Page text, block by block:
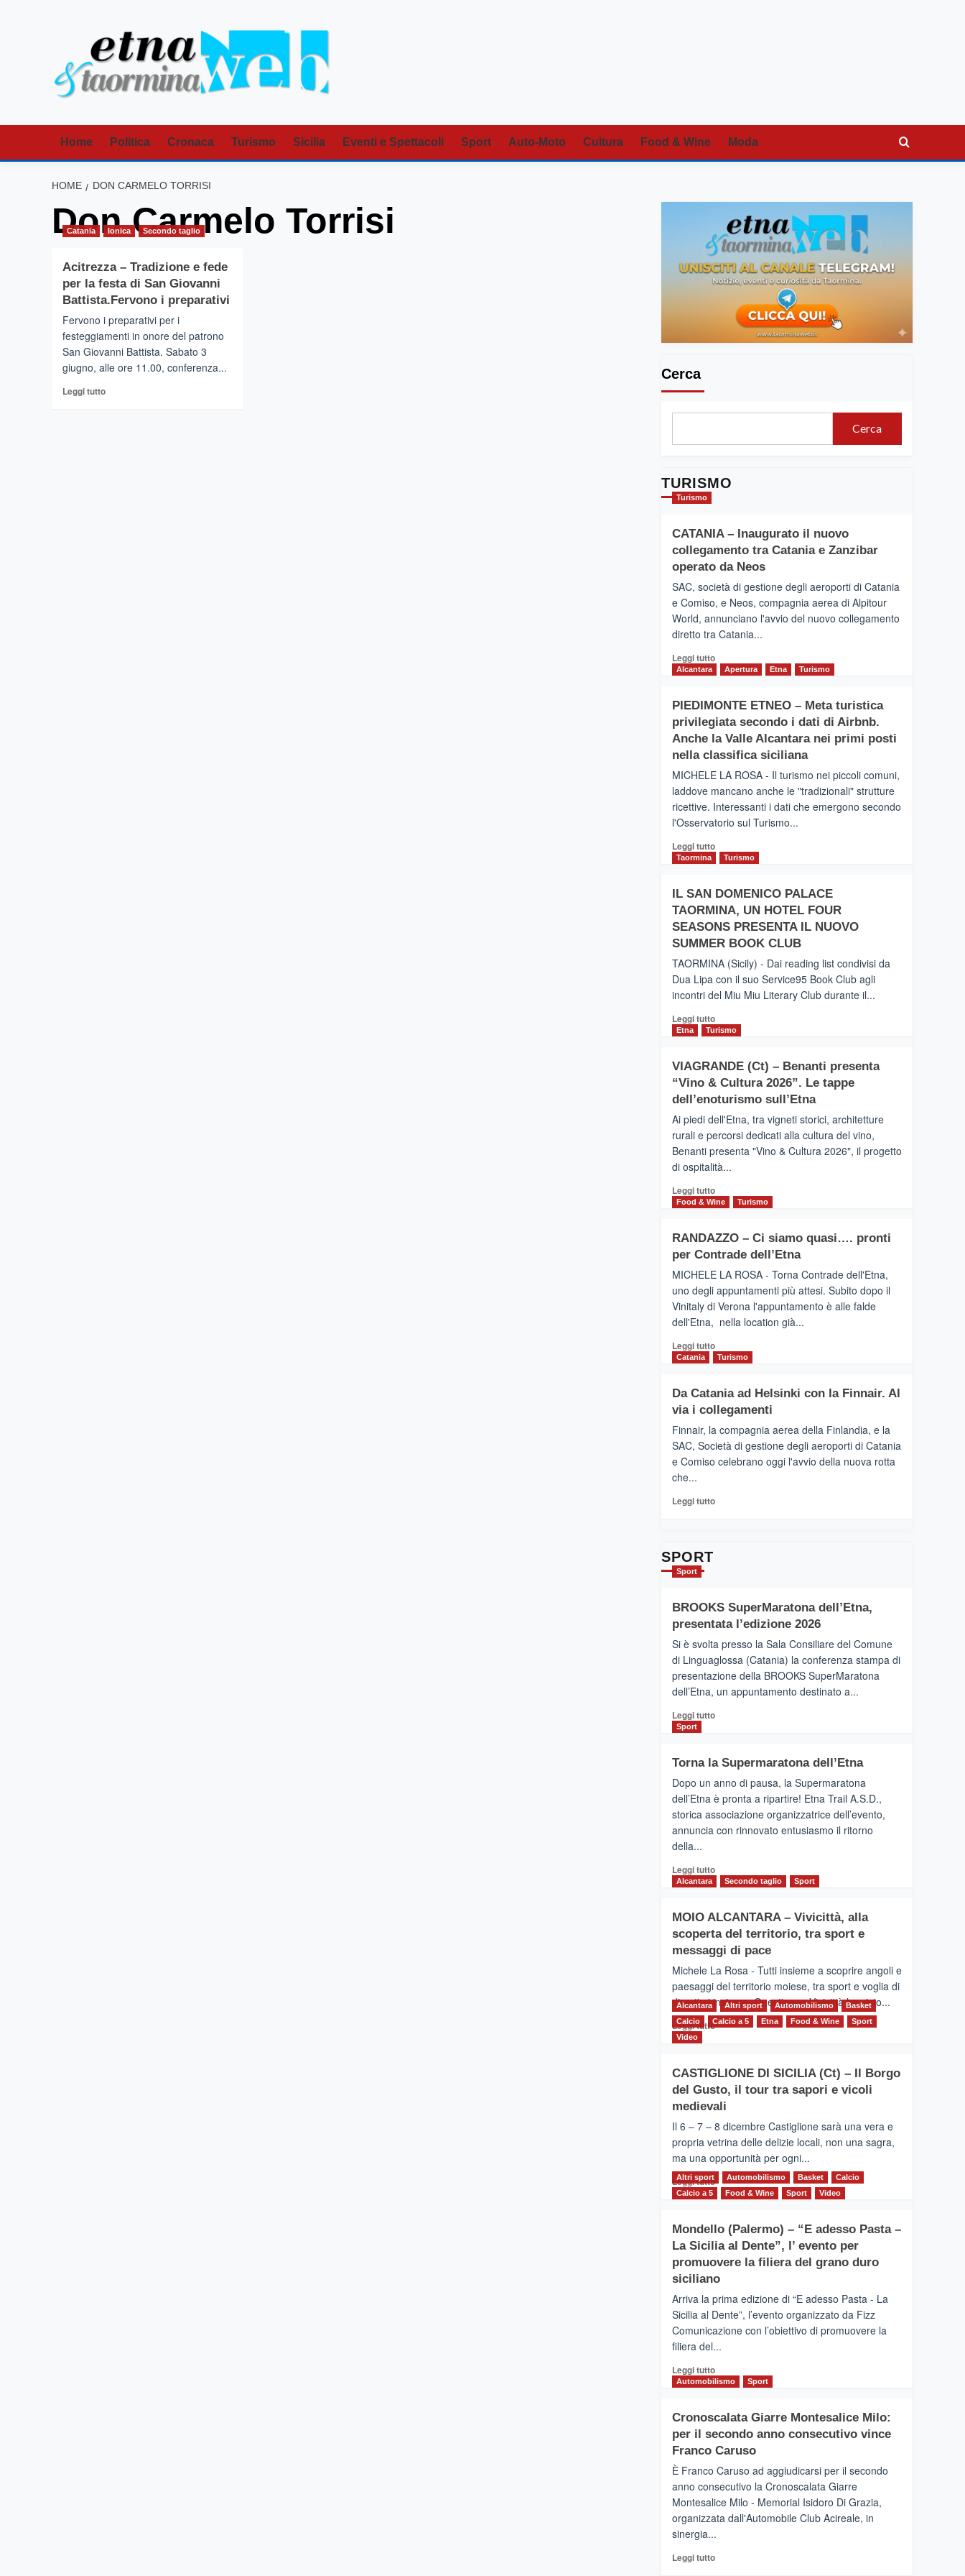
Home Politica Cronaca Turismo Sicilia Eventi e Spettacoli Sport Auto-Moto Cultura Food & Wine Moda
HOME DON CARMELO TORRISI
Don Carmelo Torrisi
Catania Ionica Secondo taglio
Acitrezza – Tradizione e fede
per la festa di San Giovanni
Battista.Fervono i preparativi
Fervono i preparativi per i
festeggiamenti in onore del patrono
San Giovanni Battista. Sabato 3
giugno, alle ore 11.00, conferenza...
Leggi tuttoLeggi
Cerca
Cerca
TURISMO
Turismo
CATANIA – Inaugurato il nuovo
collegamento tra Catania e Zanzibar
operato da Neos
SAC, società di gestione degli aeroporti di Catania
e Comiso, e Neos, compagnia aerea di Alpitour
World, annunciano l'avvio del nuovo collegamento
diretto tra Catania...
Leggi tuttoLeggi
CATANIA
–
Inaugurato
il
collegamento
tra
Catania
e
operato
da
Alcantara Apertura Etna Turismo
PIEDIMONTE ETNEO – Meta turistica
privilegiata secondo i dati di Airbnb.
Anche la Valle Alcantara nei primi posti
nella classifica siciliana
MICHELE LA ROSA - Il turismo nei piccoli comuni,
laddove mancano anche le "tradizionali" strutture
ricettive. Interessanti i dati che emergono secondo
l'Osservatorio sul Turismo...
Leggi tuttoLeggi
PIEDIMONTE
ETNEO
–
Meta
privilegiata
secondo
i
di
Airbnb.
la
Valle
Alcantara
nei
primi
classifica
siciliana
Taormina Turismo
IL SAN DOMENICO PALACE
TAORMINA, UN HOTEL FOUR
SEASONS PRESENTA IL NUOVO
SUMMER BOOK CLUB
TAORMINA (Sicily) - Dai reading list condivisi da
Dua Lipa con il suo Service95 Book Club agli
incontri del Miu Miu Literary Club durante il...
Leggi tuttoLeggi
di
IL
SAN
DOMENICO
TAORMINA,
UN
HOTEL
FOUR
PRESENTA
IL
SUMMER
BOOK
CLUB
Etna Turismo
VIAGRANDE (Ct) – Benanti presenta
“Vino & Cultura 2026”. Le tappe
dell’enoturismo sull’Etna
Ai piedi dell'Etna, tra vigneti storici, architetture
rurali e percorsi dedicati alla cultura del vino,
Benanti presenta "Vino & Cultura 2026", il progetto
di ospitalità...
Leggi tuttoLeggi
di
VIAGRANDE
(Ct)
–
presenta
“Vino
&
2026”.
Le
dell’enoturismo
sull’Etna
Food & Wine Turismo
RANDAZZO – Ci siamo quasi…. pronti
per Contrade dell’Etna
MICHELE LA ROSA - Torna Contrade dell'Etna,
uno degli appuntamenti più attesi. Subito dopo il
Vinitaly di Verona l'appuntamento è alle falde
dell'Etna, nella location già...
Leggi tuttoLeggi
di
RANDAZZO
–
siamo
quasi….
pronti
dell’Etna
Catania Turismo
Da Catania ad Helsinki con la Finnair. Al
via i collegamenti
Finnair, la compagnia aerea della Finlandia, e la
SAC, Società di gestione degli aeroporti di Catania
e Comiso celebrano oggi l'avvio della nuova rotta
che...
Leggi tuttoLeggi
con
la
Al
via
i
collegamenti
SPORT
Sport
BROOKS SuperMaratona dell’Etna,
presentata l’edizione 2026
Si è svolta presso la Sala Consiliare del Comune
di Linguaglossa (Catania) la conferenza stampa di
presentazione della BROOKS SuperMaratona
dell’Etna, un appuntamento destinato a...
Leggi tuttoLeggi
BROOKS
SuperMaratona
dell’Etna,
presentata
l’edizione
2026
Sport
Torna la Supermaratona dell’Etna
Dopo un anno di pausa, la Supermaratona
dell’Etna è pronta a ripartire! Etna Trail A.S.D.,
storica associazione organizzatrice dell’evento,
annuncia con rinnovato entusiasmo il ritorno
della...
Leggi tuttoLeggi
Torna
la
Supermaratona
Alcantara Secondo taglio Sport
MOIO ALCANTARA – Vivicittà, alla
scoperta del territorio, tra sport e
messaggi di pace
Michele La Rosa - Tutti insieme a scoprire angoli e
paesaggi del territorio moiese, tra sport e voglia di
divertirsi insieme. Quest'anno Vivicittà ha visto...
Leggi tuttoLeggi
MOIO
ALCANTARA
–
alla
scoperta
del
territorio,
tra
sport
messaggi
di
Alcantara Altri sport Automobilismo
Basket
Calcio
Calcio a 5 Etna Food & Wine
Sport
Video
CASTIGLIONE DI SICILIA (Ct) – Il Borgo
del Gusto, il tour tra sapori e vicoli
medievali
Il 6 – 7 – 8 dicembre Castiglione sarà una vera e
propria vetrina delle delizie locali, non una sagra,
ma una opportunità per ogni...
Leggi tuttoLeggi
CASTIGLIONE
DI
SICILIA
(Ct)
Il
Borgo
del
tour
tra
vicoli
medievali
Altri sport Automobilismo Basket
Calcio
Calcio a 5
Food & Wine Sport Video
Mondello (Palermo) – “E adesso Pasta –
La Sicilia al Dente”, l’ evento per
promuovere la filiera del grano duro
siciliano
Arriva la prima edizione di “E adesso Pasta - La
Sicilia al Dente”, l’evento organizzato da Fizz
Comunicazione con l’obiettivo di promuovere la
filiera del...
Leggi tuttoLeggi
di
Mondello
(Palermo)
–
adesso
Pasta
–
La
Dente”,
Automobilismo Sport
Cronoscalata Giarre Montesalice Milo:
per il secondo anno consecutivo vince
Franco Caruso
È Franco Caruso ad aggiudicarsi per il secondo
anno consecutivo la Cronoscalata Giarre
Montesalice Milo - Memorial Isidoro Di Grazia,
organizzata dall'Automobile Club Acireale, in
sinergia...
Leggi tuttoLeggi